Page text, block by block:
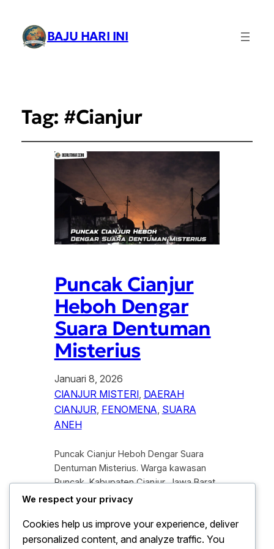
BAJU HARI INI
Tag: #Cianjur
Puncak Cianjur
Heboh Dengar
Suara Dentuman
Misterius
Januari 8, 2026
CIANJUR MISTERI, DAERAH
CIANJUR, FENOMENA, SUARA
ANEH
Puncak Cianjur Heboh Dengar Suara
Dentuman Misterius. Warga kawasan
Puncak, Kabupaten Cianjur, Jawa Barat,
di hebohkan oleh suara dentuman
malam. Dentuman tersebut di laporkan
terdengar cukup keras dan
We respect your privacy
Cookies help us improve your experience, deliver
personalized content, and analyze traffic. You